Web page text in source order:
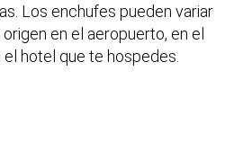
Los enchufes pueden variar
en el aeropuerto, en el
hotel que te hospedes.